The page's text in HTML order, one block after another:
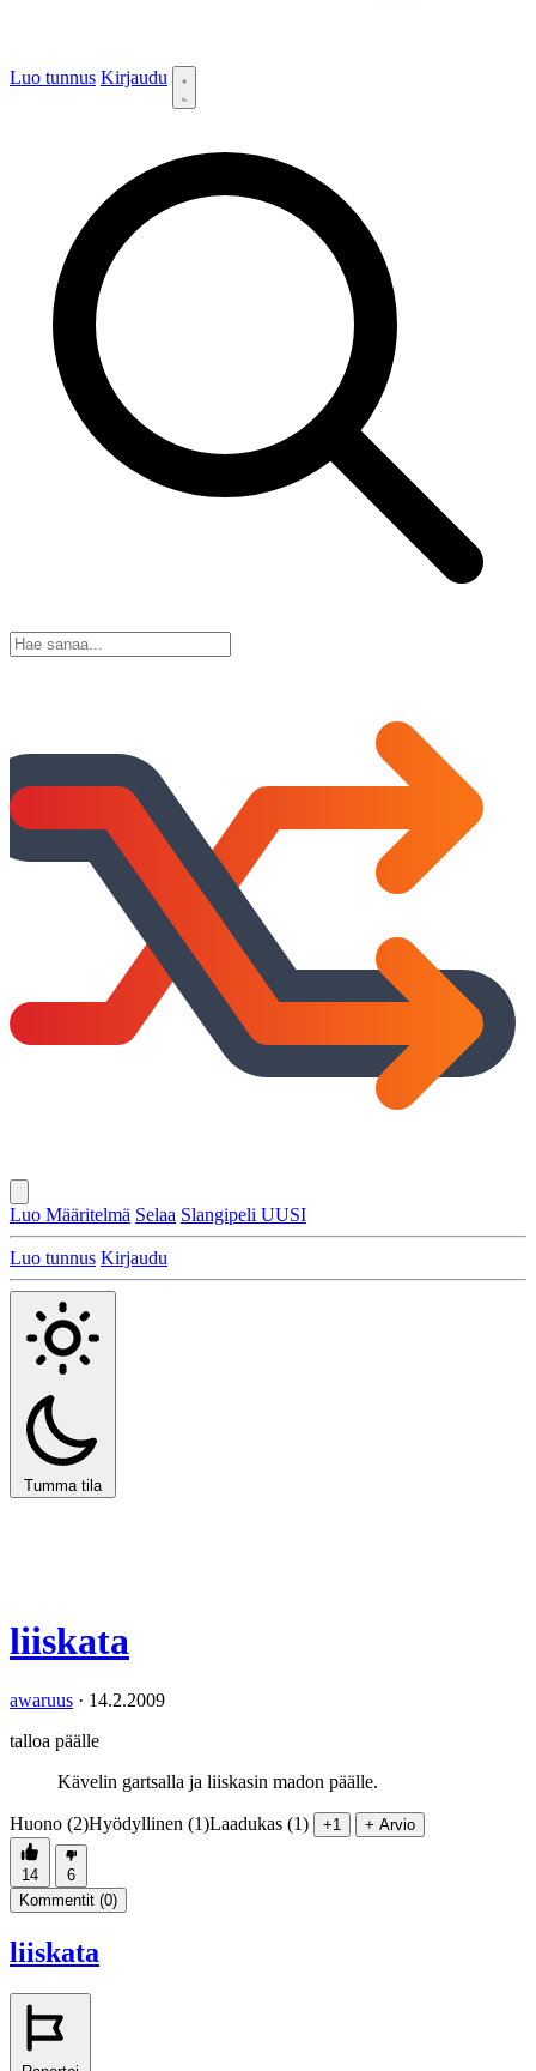
Luo tunnus Kirjaudu
Luo Määritelmä Selaa Slangipeli UUSI
Luo tunnus Kirjaudu
Tumma tila
liiskata
awaruus · 14.2.2009
talloa päälle
Kävelin gartsalla ja liiskasin madon päälle.
Huono (2)Hyödyllinen (1)Laadukas (1) +1 + Arvio
14
6
Kommentit (0)
liiskata